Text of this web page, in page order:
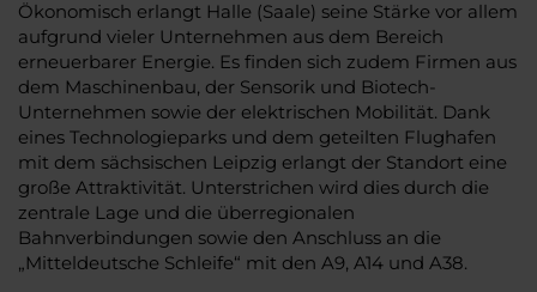
Ökonomisch erlangt Halle (Saale) seine Stärke vor allem
aufgrund vieler Unternehmen aus dem Bereich
erneuerbarer Energie. Es finden sich zudem Firmen aus
dem Maschinenbau, der Sensorik und Biotech-
Unternehmen sowie der elektrischen Mobilität. Dank
eines Technologieparks und dem geteilten Flughafen
mit dem sächsischen Leipzig erlangt der Standort eine
große Attraktivität. Unterstrichen wird dies durch die
zentrale Lage und die überregionalen
Bahnverbindungen sowie den Anschluss an die
„Mitteldeutsche Schleife“ mit den A9, A14 und A38.